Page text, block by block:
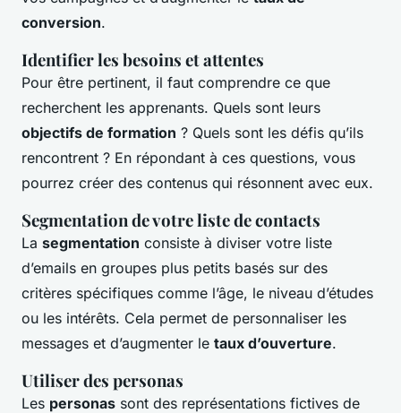
conversion.
Identifier les besoins et attentes
Pour être pertinent, il faut comprendre ce que
recherchent les apprenants. Quels sont leurs
objectifs de formation ? Quels sont les défis qu’ils
rencontrent ? En répondant à ces questions, vous
pourrez créer des contenus qui résonnent avec eux.
Segmentation de votre liste de contacts
La segmentation consiste à diviser votre liste
d’emails en groupes plus petits basés sur des
critères spécifiques comme l’âge, le niveau d’études
ou les intérêts. Cela permet de personnaliser les
messages et d’augmenter le taux d’ouverture.
Utiliser des personas
Les personas sont des représentations fictives de